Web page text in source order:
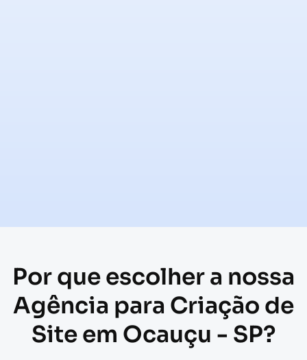
Por que escolher a nossa
Agência para Criação de
Site em Ocauçu - SP?